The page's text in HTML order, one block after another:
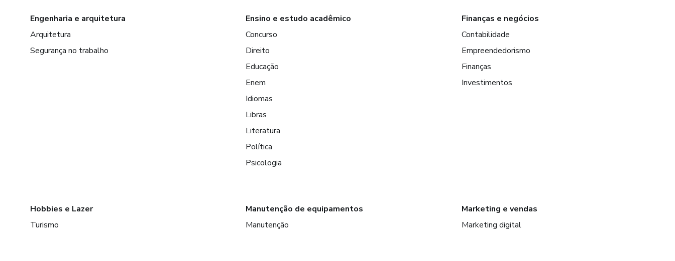
Engenharia e arquitetura
Arquitetura
Segurança no trabalho
Ensino e estudo acadêmico
Concurso
Direito
Educação
Enem
Idiomas
Libras
Literatura
Política
Psicologia
Finanças e negócios
Contabilidade
Empreendedorismo
Finanças
Investimentos
Hobbies e Lazer
Turismo
Manutenção de equipamentos
Manutenção
Marketing e vendas
Marketing digital